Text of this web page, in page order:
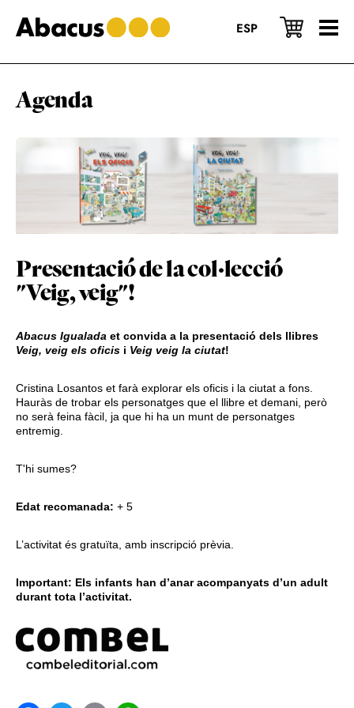
to
main
to
primary
to
footer
ESP
Agenda
Presentació de la col·lecció
"Veig, veig"!
Abacus Igualada et convida a la presentació dels llibres
Veig, veig els oficis i Veig veig la ciutat!
Cristina Losantos et farà explorar els oficis i la ciutat a fons.
Hauràs de trobar els personatges que el llibre et demani, però
no serà feina fàcil, ja que hi ha un munt de personatges
entremig.
T'hi sumes?
Edat recomanada: + 5
L’activitat és gratuïta, amb inscripció prèvia.
Important: Els infants han d’anar acompanyats d’un adult
durant tota l’activitat.